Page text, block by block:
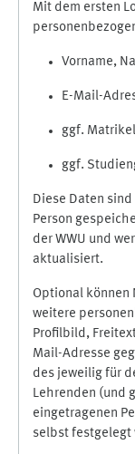
Mit dem ersten
Vorname,
E-Mail-
ggf.
ggf.
Diese Daten
Person
der WWU und
aktualisiert.
Optional können
weitere
Profilbild,
Mail-Adresse
des jeweilig für
Lehrenden (und
eingetragenen
selbst festgelegt